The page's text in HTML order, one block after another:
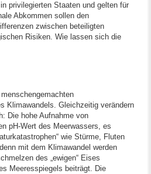
privilegierten Staaten und gelten für
Abkommen sollen den
zwischen beteiligten
Risiken. Wie lassen sich die
Klimawandels. Gleichzeitig verändern
Die hohe Aufnahme von
pH-Wert des Meerwassers, es
wie Stürme, Fluten
mit dem Klimawandel werden
des „ewigen“ Eises
Meeresspiegels beiträgt. Die